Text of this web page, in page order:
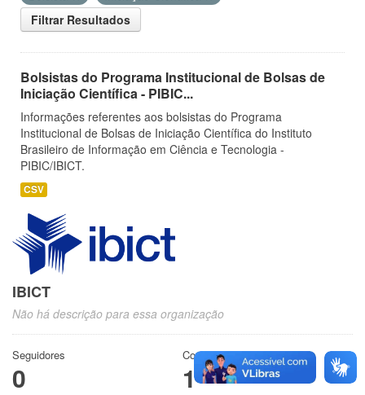
Filtrar Resultados
Bolsistas do Programa Institucional de Bolsas de
Iniciação Científica - PIBIC...
Informações referentes aos bolsistas do Programa
Institucional de Bolsas de Iniciação Científica do Instituto
Brasileiro de Informação em Ciência e Tecnologia -
PIBIC/IBICT.
CSV
IBICT
Não há descrição para essa organização
Seguidores
0
Conjuntos de dados
1